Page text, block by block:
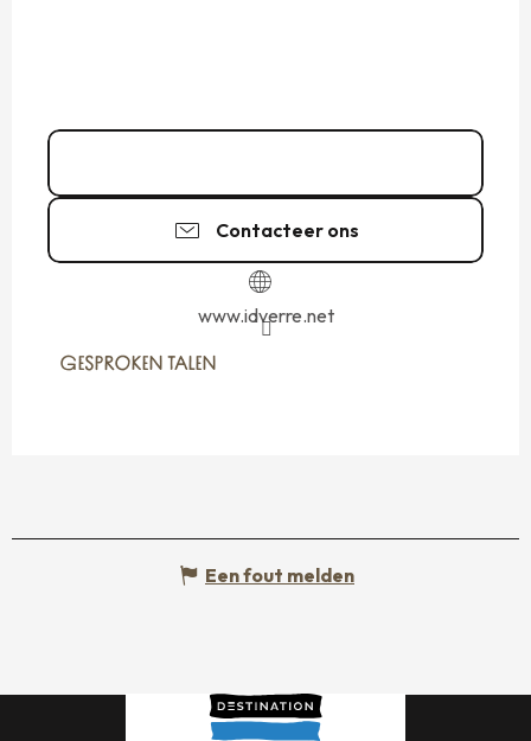
Contacteer ons
www.idverre.net
GESPROKEN TALEN
GESPROKEN TALEN
Een fout melden